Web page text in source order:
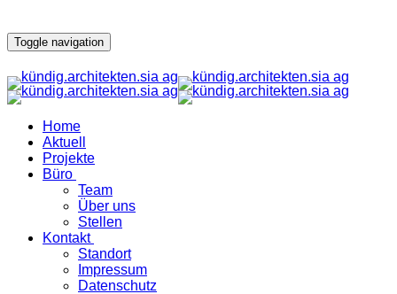
Toggle navigation
Home
Aktuell
Projekte
Büro
Team
Über uns
Stellen
Kontakt
Standort
Impressum
Datenschutz